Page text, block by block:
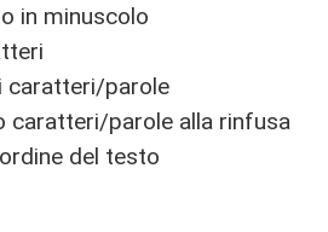
in minuscolo
caratteri/parole
caratteri/parole alla rinfusa
del testo